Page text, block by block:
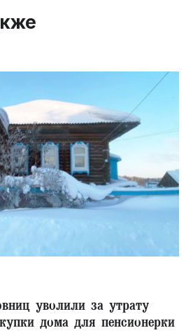
уволили за утрату
дома для пенсионерки